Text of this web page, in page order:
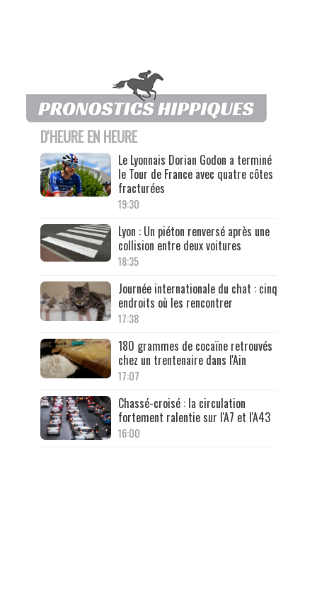
D'HEURE EN HEURE
Le Lyonnais Dorian Godon a terminé
le Tour de France avec quatre côtes
fracturées
19:30
Lyon : Un piéton renversé après une
collision entre deux voitures
18:35
Journée internationale du chat : cinq
endroits où les rencontrer
17:38
180 grammes de cocaïne retrouvés
chez un trentenaire dans l'Ain
17:07
Chassé-croisé : la circulation
fortement ralentie sur l'A7 et l'A43
16:00